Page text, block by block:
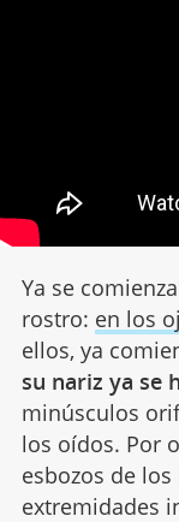
Ya se
rostro: en los
ellos, ya
su nariz ya se
minúsculos
los oídos. Por
esbozos de
extremidades